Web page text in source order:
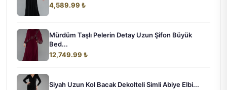
4,589.99 ₺
Mürdüm Taşlı Pelerin Detay Uzun Şifon Büyük
Bed...
12,749.99 ₺
Siyah Uzun Kol Bacak Dekolteli Simli Abiye Elbi...